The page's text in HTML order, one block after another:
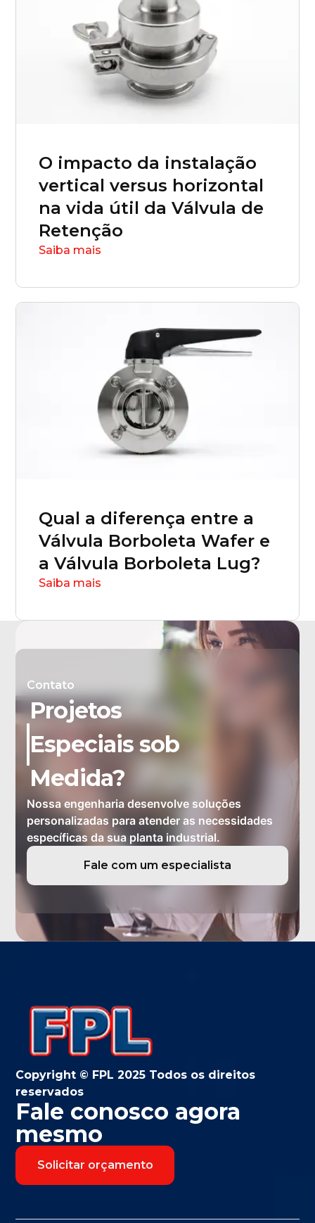
O impacto da instalação
vertical versus horizontal
na vida útil da Válvula de
Retenção
Saiba mais
Qual a diferença entre a
Válvula Borboleta Wafer e
a Válvula Borboleta Lug?
Saiba mais
Contato
Projetos
Especiais sob
Medida?
Nossa engenharia desenvolve soluções
personalizadas para atender as necessidades
específicas da sua planta industrial.
Fale com um especialista
Copyright © FPL 2025 Todos os direitos
reservados
Fale conosco agora
mesmo
Solicitar orçamento